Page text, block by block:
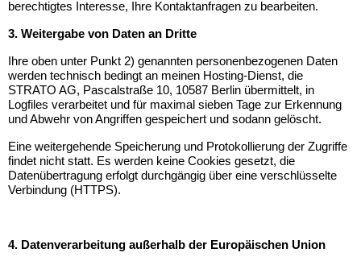
berechtigtes Interesse, Ihre Kontaktanfragen zu bearbeiten.
3. Weitergabe von Daten an Dritte
Ihre oben unter Punkt 2) genannten personenbezogenen Daten
werden technisch bedingt an meinen Hosting-Dienst, die
STRATO AG, Pascalstraße 10, 10587 Berlin übermittelt, in
Logfiles verarbeitet und für maximal sieben Tage zur Erkennung
und Abwehr von Angriffen gespeichert und sodann gelöscht.
Eine weitergehende Speicherung und Protokollierung der Zugriffe
findet nicht statt. Es werden keine Cookies gesetzt, die
Datenübertragung erfolgt durchgängig über eine verschlüsselte
Verbindung (HTTPS).
4. Datenverarbeitung außerhalb der Europäischen Union